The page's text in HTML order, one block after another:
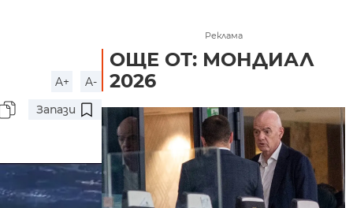
A+
A-
Запази
Реклама
ОЩЕ ОТ: МОНДИАЛ
2026